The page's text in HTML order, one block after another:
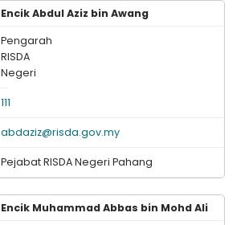
Encik Abdul Aziz bin Awang
Pengarah
RISDA
Negeri
111
abdaziz@risda.gov.my
Pejabat RISDA Negeri Pahang
Encik Muhammad Abbas bin Mohd Ali